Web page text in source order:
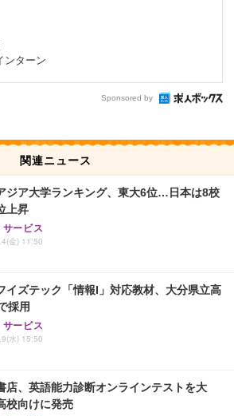
ンターン
Sponsored by
関連ニュース
ジア大学ランキング、東大6位…日本は8校
上昇
サービス
金) 11:50
イズテック「情報I」対応教材、大分県立高
採用
サービス
水) 15:50
店、英語能力診断オンラインテストを大
校向けに発売